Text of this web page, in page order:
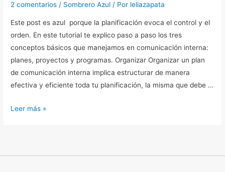
2 comentarios / Sombrero Azul / Por leliazapata
Este post es azul porque la planificación evoca el control y el
orden. En este tutorial te explico paso a paso los tres
conceptos básicos que manejamos en comunicación interna:
planes, proyectos y programas. Organizar Organizar un plan
de comunicación interna implica estructurar de manera
efectiva y eficiente toda tu planificación, la misma que debe …
Leer más »